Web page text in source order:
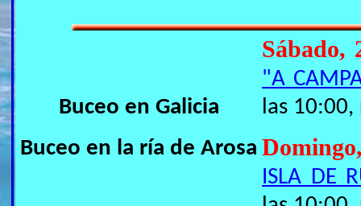
Buceo en Galicia
Buceo en la ría de Arosa
Sábado,
"A
las 10:00,
ISLA DE